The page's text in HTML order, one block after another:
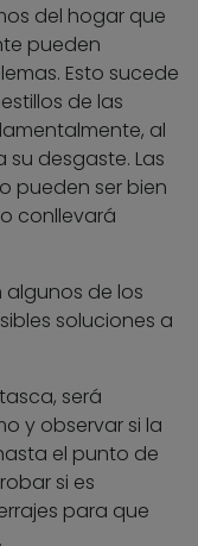
del hogar que
pueden
Esto sucede
de las
al
desgaste. Las
pueden ser bien
conllevará
algunos de los
soluciones a
será
y observar si la
el punto de
si es
para que